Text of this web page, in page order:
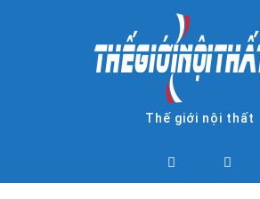
Thế giới nội thất
Open